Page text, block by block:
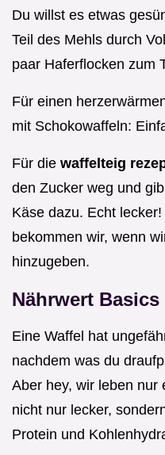
Du willst es etwas
Teil des Mehls durch
paar Haferflocken zum
Für einen
mit Schokowaffeln:
Für die waffelteig
den Zucker weg und
Käse dazu. Echt lecker!
bekommen wir, wenn
hinzugeben.
Nährwert
Eine Waffel hat
nachdem was du
Aber hey, wir leben nur
nicht nur lecker,
Protein und